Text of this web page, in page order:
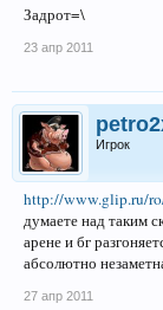
Задрот=\
23 апр 2011
Игрок
http://www.glip.ru/
думаете над таким
арене и бг
абсолютно
27 апр 2011